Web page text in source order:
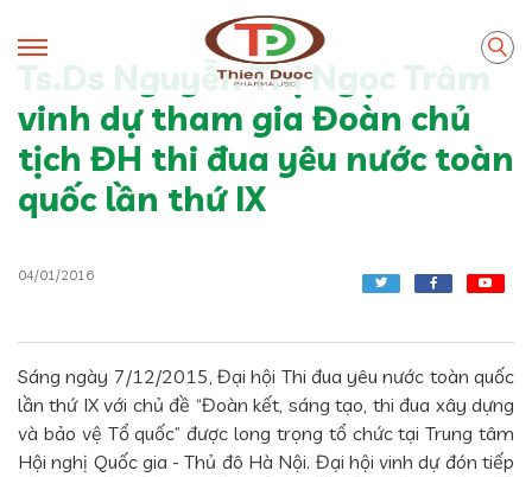
Ts.Ds Nguyễn Thị Ngọc Trâm
vinh dự tham gia Đoàn chủ
tịch ĐH thi đua yêu nước toàn
quốc lần thứ IX
04/01/2016
Sáng ngày 7/12/2015, Đại hội Thi đua yêu nước toàn quốc
lần thứ IX với chủ đề “Đoàn kết, sáng tạo, thi đua xây dựng
và bảo vệ Tổ quốc” được long trọng tổ chức tại Trung tâm
Hội nghị Quốc gia - Thủ đô Hà Nội. Đại hội vinh dự đón tiếp